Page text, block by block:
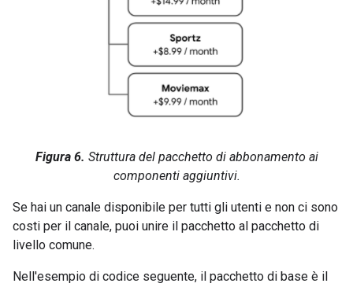
Figura 6. Struttura del pacchetto di abbonamento ai
componenti aggiuntivi.
Se hai un canale disponibile per tutti gli utenti e non ci sono
costi per il canale, puoi unire il pacchetto al pacchetto di
livello comune.
Nell'esempio di codice seguente, il pacchetto di base è il